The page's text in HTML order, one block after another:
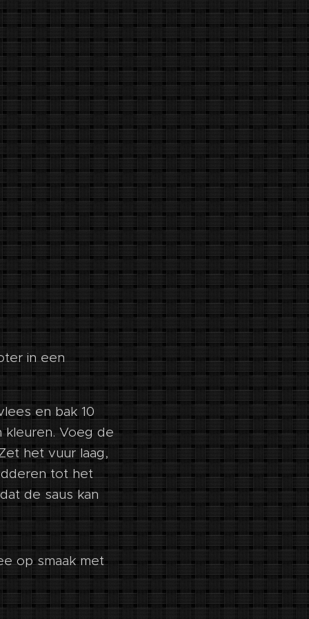
in een
en bak 10
kleuren. Voeg de
het vuur laag,
tot het
de saus kan
op smaak met